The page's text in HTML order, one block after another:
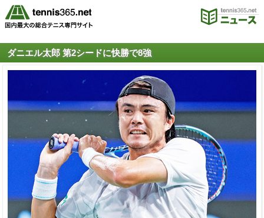
ダニエル太郎 第2シードに快勝で8強